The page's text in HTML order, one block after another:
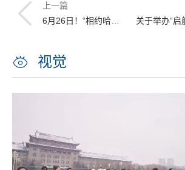
上一篇
6月26日！“相约哈工程”校园开放日活动通知
关于举办“启航讲坛第402期《哈尔
视觉